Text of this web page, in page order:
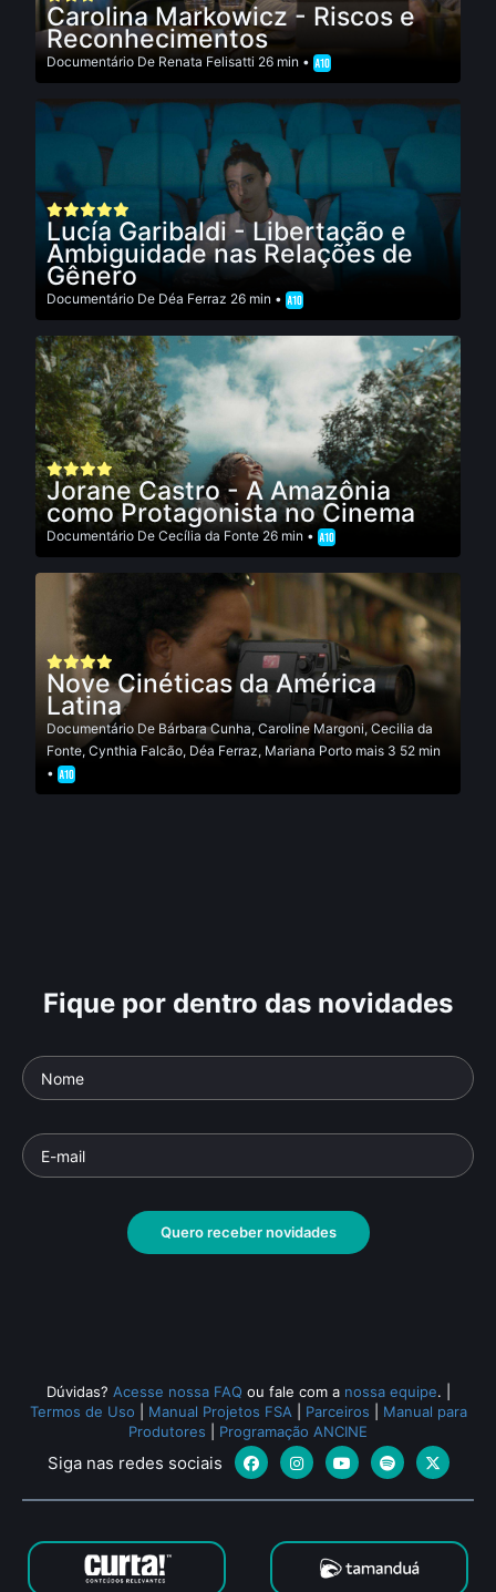
Carolina Markowicz - Riscos e
Reconhecimentos
Documentário De Renata Felisatti 26 min •
Lucía Garibaldi - Libertação e
Ambiguidade nas Relações de
Gênero
Documentário De Déa Ferraz 26 min •
Jorane Castro - A Amazônia
como Protagonista no Cinema
Documentário De Cecí­lia da Fonte 26 min •
Nove Cinéticas da América
Latina
Documentário De Bárbara Cunha, Caroline Margoni, Cecilia da
Fonte, Cynthia Falcão, Déa Ferraz, Mariana Porto mais 3 52 min
•
Fique por dentro das novidades
Quero receber novidades
Dúvidas? Acesse nossa FAQ ou fale com a nossa equipe.
Termos de Uso
Manual Projetos FSA Parceiros
Manual para
Produtores
Programação ANCINE
Siga nas redes sociais